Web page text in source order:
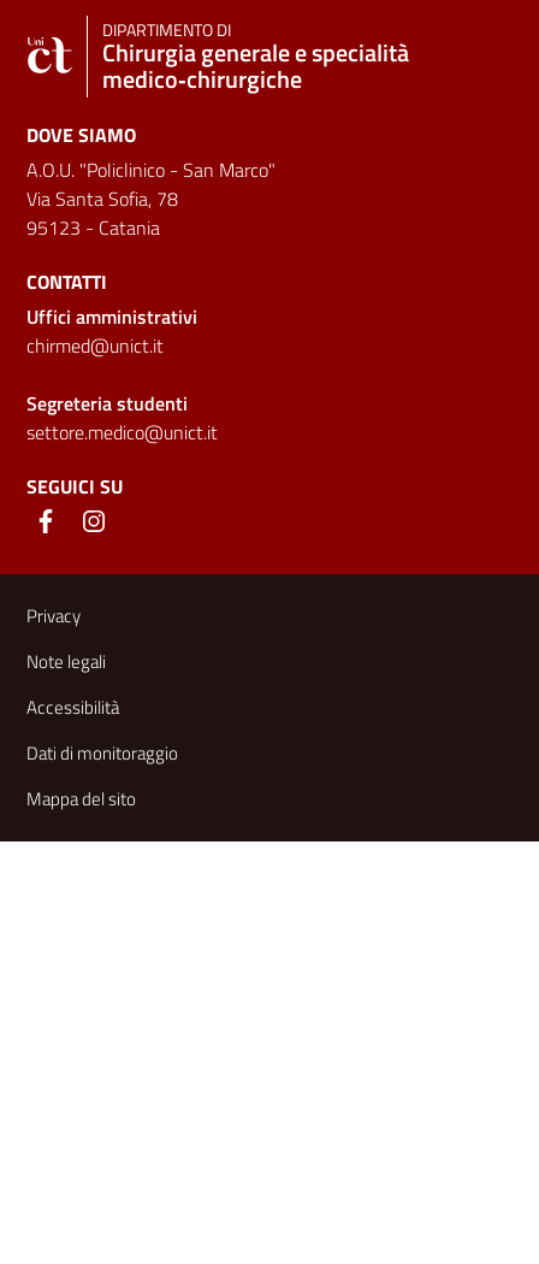
DIPARTIMENTO DI
Chirurgia generale e specialità
medico‑chirurgiche
DOVE SIAMO
A.O.U. "Policlinico - San Marco"
Via Santa Sofia, 78
95123 - Catania
CONTATTI
Uffici amministrativi
chirmed@unict.it
Segreteria studenti
settore.medico@unict.it
SEGUICI SU
Link e informazioni utili
Privacy
Note legali
Accessibilità
Dati di monitoraggio
Mappa del sito